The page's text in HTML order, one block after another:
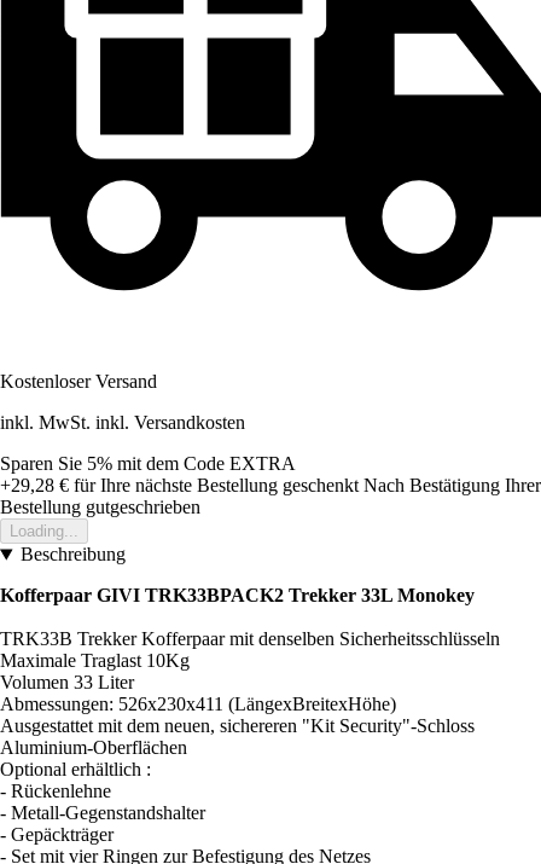
Kostenloser Versand
inkl. MwSt. inkl. Versandkosten
Sparen Sie 5% mit dem Code EXTRA
+29,28 € für Ihre nächste Bestellung geschenkt Nach Bestätigung Ihrer
Bestellung gutgeschrieben
Loading...
Beschreibung
Kofferpaar GIVI TRK33BPACK2 Trekker 33L Monokey
TRK33B Trekker Kofferpaar mit denselben Sicherheitsschlüsseln
Maximale Traglast 10Kg
Volumen 33 Liter
Abmessungen: 526x230x411 (LängexBreitexHöhe)
Ausgestattet mit dem neuen, sichereren "Kit Security"-Schloss
Aluminium-Oberflächen
Optional erhältlich :
- Rückenlehne
- Metall-Gegenstandshalter
- Gepäckträger
- Set mit vier Ringen zur Befestigung des Netzes